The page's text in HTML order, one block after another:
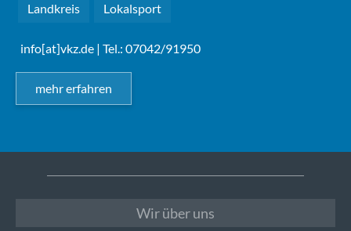
Landkreis Lokalsport
info[at]vkz.de | Tel.: 07042/91950
mehr erfahren
Wir über uns